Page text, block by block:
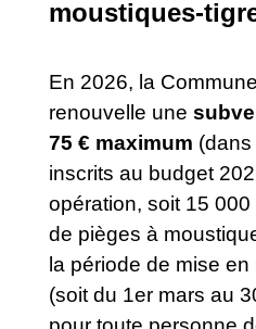
moustiques-
En 2026, la
renouvelle une
75 € maximum
inscrits au budget
opération, soit 15 000
de pièges à
la période de mise
(soit du 1er mars au